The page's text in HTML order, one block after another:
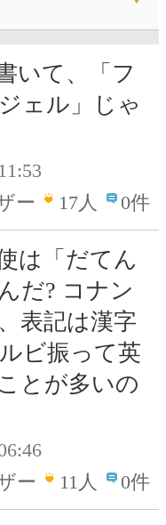
いて、「フ
ェル」じゃ
ー
17人 0件
は「だてん
だ? コナン
表記は漢字
ビ振って英
とが多いの
ー
11人 0件